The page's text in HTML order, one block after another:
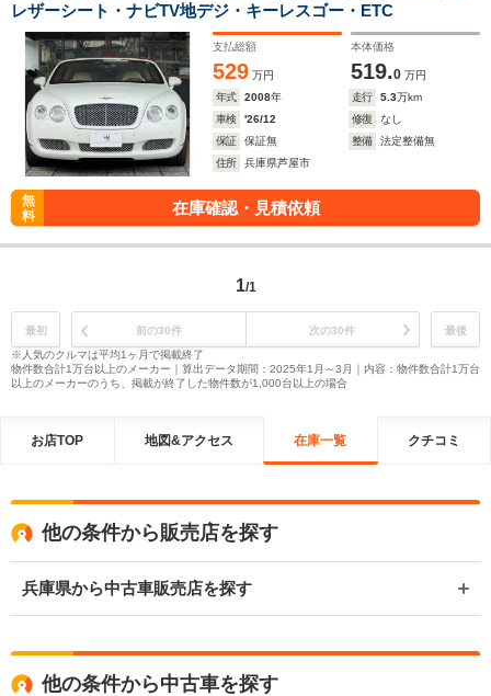
レザーシート・ナビTV地デジ・キーレスゴー・ETC
支払総額
529 万円
本体価格
519.0 万円
年式
2008年 走行 5.3万km
車検
'26/12 修復
なし
保証
保証無 整備
法定整備無
住所
兵庫県芦屋市
無
料
在庫確認・見積依頼
1/1
最初 前の30件 次の30件
最後
※人気のクルマは平均1ヶ月で掲載終了
物件数合計1万台以上のメーカー｜算出データ期間：2025年1月～3月｜内容：物件数合計1万台
以上のメーカーのうち、掲載が終了した物件数が1,000台以上の場合
お店TOP 地図&アクセス 在庫一覧 クチコミ
他の条件から販売店を探す
兵庫県から中古車販売店を探す
他の条件から中古車を探す